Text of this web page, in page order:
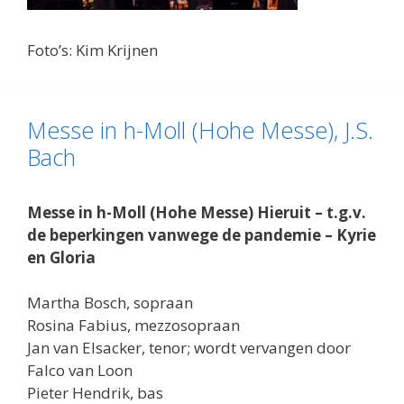
Foto’s: Kim Krijnen
Messe in h-Moll (Hohe Messe), J.S.
Bach
Messe in h-Moll (Hohe Messe) Hieruit – t.g.v.
de beperkingen vanwege de pandemie – Kyrie
en Gloria
Martha Bosch, sopraan
Rosina Fabius, mezzosopraan
Jan van Elsacker, tenor; wordt vervangen door
Falco van Loon
Pieter Hendrik, bas